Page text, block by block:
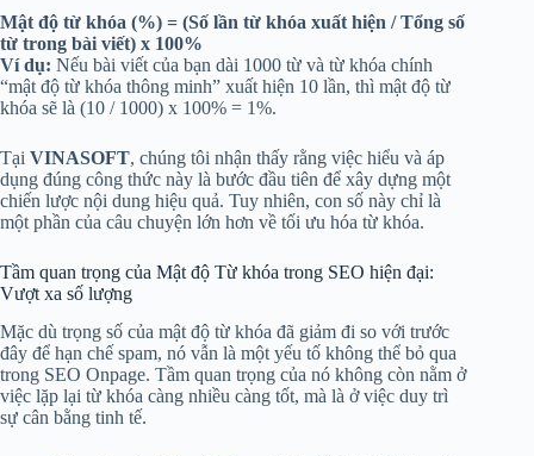
Mật độ từ khóa (%) = (Số lần từ khóa xuất hiện / Tổng số
từ trong bài viết) x 100%
Ví dụ: Nếu bài viết của bạn dài 1000 từ và từ khóa chính
“mật độ từ khóa thông minh” xuất hiện 10 lần, thì mật độ từ
khóa sẽ là (10 / 1000) x 100% = 1%.
Tại VINASOFT, chúng tôi nhận thấy rằng việc hiểu và áp
dụng đúng công thức này là bước đầu tiên để xây dựng một
chiến lược nội dung hiệu quả. Tuy nhiên, con số này chỉ là
một phần của câu chuyện lớn hơn về tối ưu hóa từ khóa.
Tầm quan trọng của Mật độ Từ khóa trong SEO hiện đại:
Vượt xa số lượng
Mặc dù trọng số của mật độ từ khóa đã giảm đi so với trước
đây để hạn chế spam, nó vẫn là một yếu tố không thể bỏ qua
trong SEO Onpage. Tầm quan trọng của nó không còn nằm ở
việc lặp lại từ khóa càng nhiều càng tốt, mà là ở việc duy trì
sự cân bằng tinh tế.